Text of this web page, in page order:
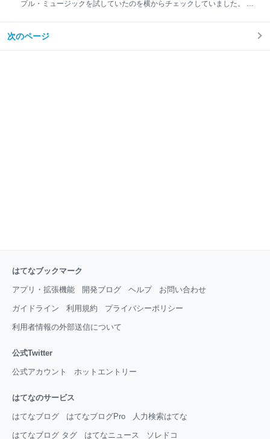
しが出てきただろ。これがこういうお店では５００円くらいするから。
て聞かれたら『何
プル・ミュージックを試していたのを横からチェックしていました。 ア
音楽をたくさん勧めてくれるみたいなんです。 で、僕も横で聞いてた
次のページ
はてなブックマーク
アプリ・拡張機能 開発ブログ ヘルプ お問い合わせ
ガイドライン 利用規約 プライバシーポリシー
利用者情報の外部送信について
公式Twitter
公式アカウント ホットエントリー
はてなのサービス
はてなブログ はてなブログPro 人力検索はてな
はてなブログ タグ はてなニュース ソレドコ